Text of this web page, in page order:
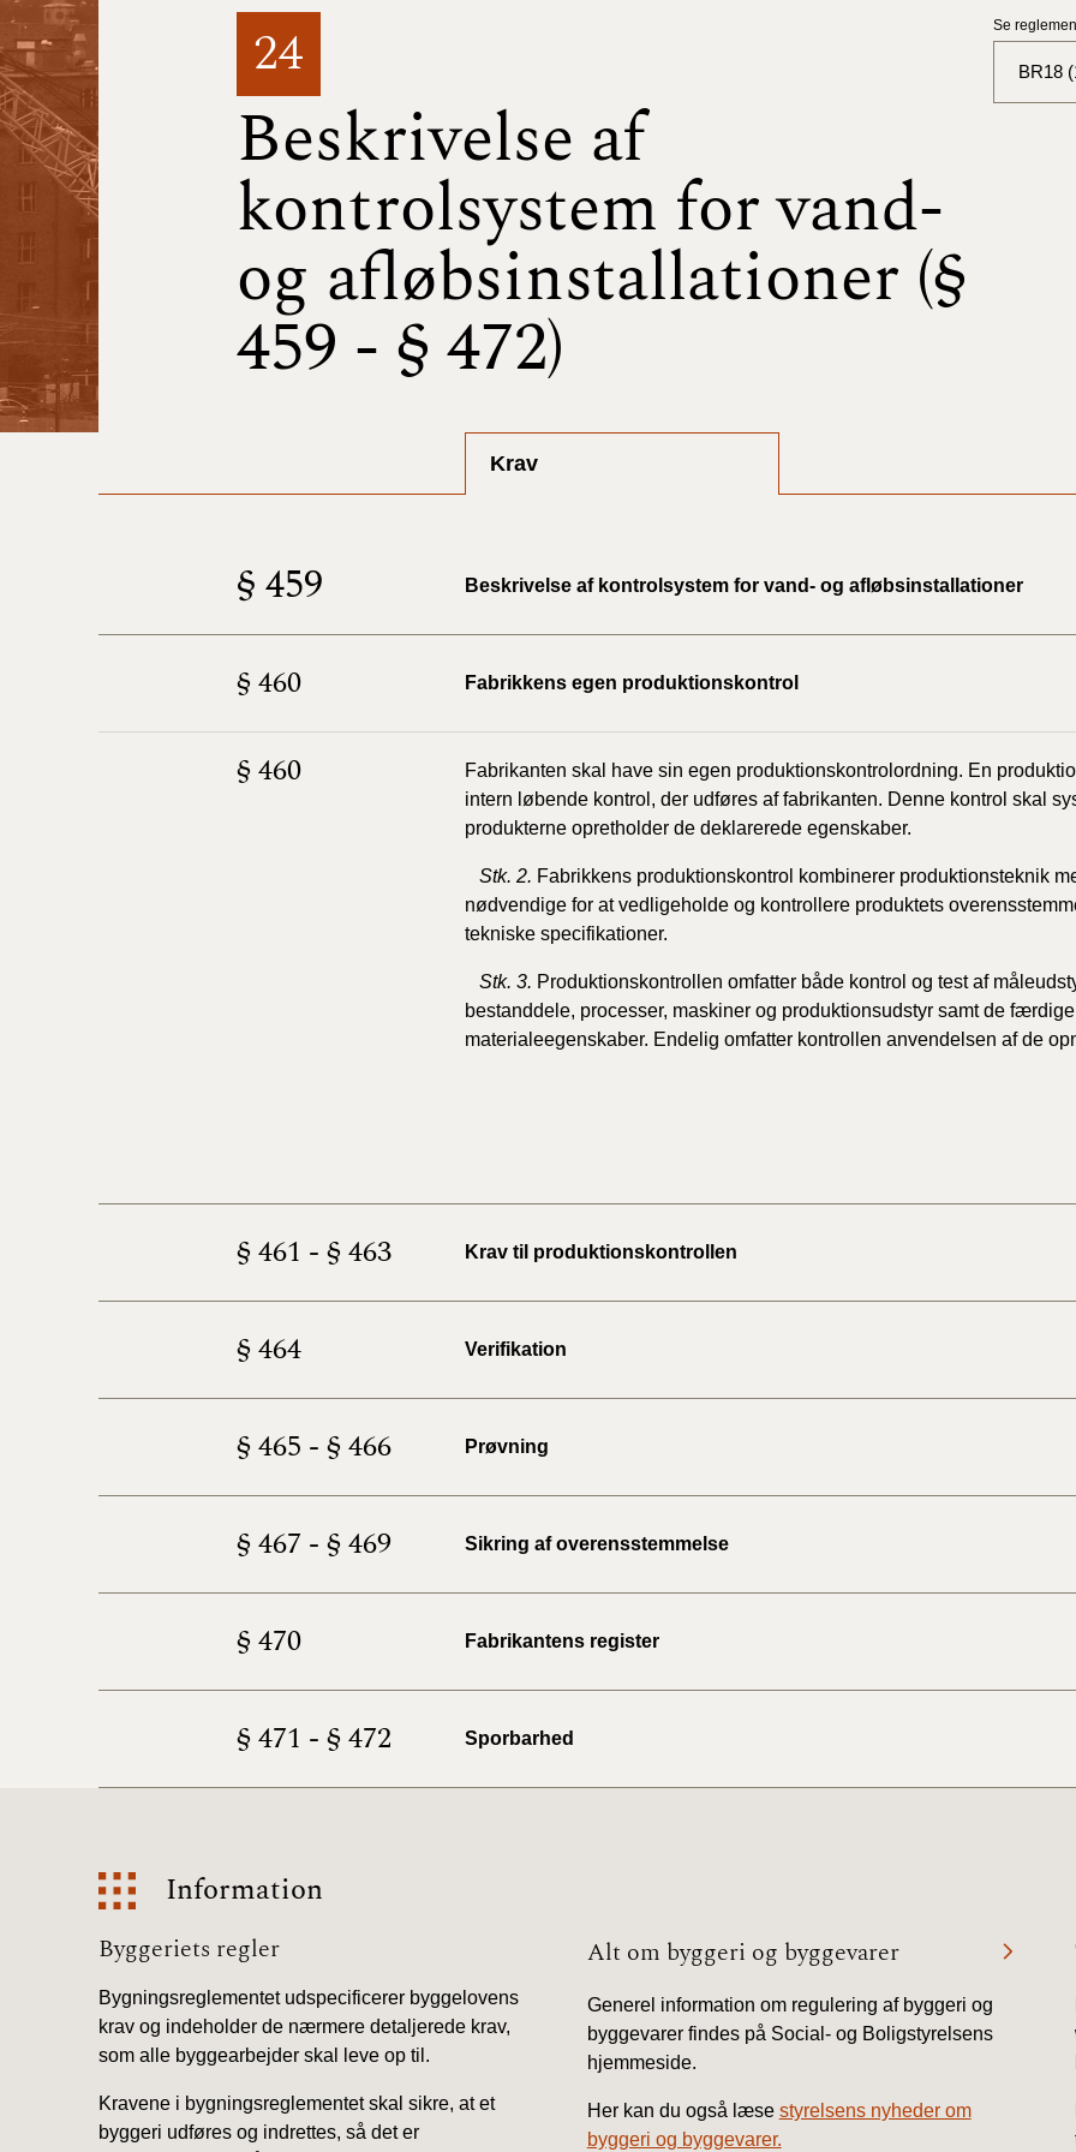
24
Beskrivelse af
kontrolsystem for vand-
og afløbsinstallationer (§
459 - § 472)
Se
BR18
BR18
BR18
2022)
2021)
BR18
2020)
BR18
2010)
Krav
§ 459 Beskrivelse af kontrolsystem for vand- og afløbsinstallationer
§ 460 Fabrikkens egen produktionskontrol
§ 460
Fabrikanten skal have sin egen produktionskontrolordning. En
intern løbende kontrol, der udføres af fabrikanten. Denne kontrol skal
produkterne opretholder de deklarerede egenskaber.
Stk. 2. Fabrikkens produktionskontrol kombinerer produktionsteknik
nødvendige for at vedligeholde og kontrollere produktets
tekniske specifikationer.
Stk. 3. Produktionskontrollen omfatter både kontrol og test af
bestanddele, processer, maskiner og produktionsudstyr samt de
materialeegenskaber. Endelig omfatter kontrollen anvendelsen af de
§ 461 - § 463 Krav til produktionskontrollen
§ 464 Verifikation
§ 465 - § 466 Prøvning
§ 467 - § 469 Sikring af overensstemmelse
§ 470 Fabrikantens register
§ 471 - § 472 Sporbarhed
Information
Information
Byggeriets regler
Bygningsreglementet udspecificerer byggelovens
krav og indeholder de nærmere detaljerede krav,
som alle byggearbejder skal leve op til.
Kravene i bygningsreglementet skal sikre, at et
byggeri udføres og indrettes, så det er
Alt om byggeri og byggevarer
Generel information om regulering af byggeri og
byggevarer findes på Social- og Boligstyrelsens
hjemmeside.
Her kan du også læse styrelsens nyheder om
byggeri og byggevarer.